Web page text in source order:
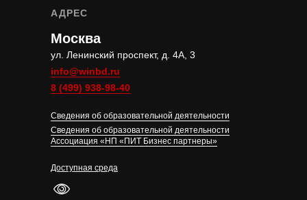
АДРЕС
Москва
Сведения об образовательной деятельности
Доступная среда
ул. Ленинский проспект, д. 4А, 3
Сведения об образовательной деятельности
Ассоциация «НП «ПИТ Бизнес партнеры»
info@winbd.ru
8 (499) 938-98-40